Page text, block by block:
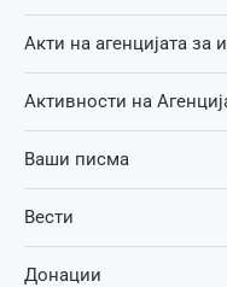
Акти на агенцијата за
Активности на
Ваши писма
Вести
Донации